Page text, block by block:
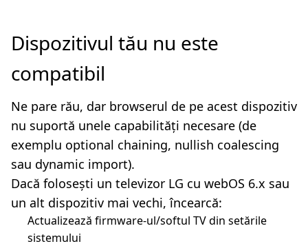
Dispozitivul tău nu este
compatibil
Ne pare rău, dar browserul de pe acest dispozitiv
nu suportă unele capabilități necesare (de
exemplu optional chaining, nullish coalescing
sau dynamic import).
Dacă folosești un televizor LG cu webOS 6.x sau
un alt dispozitiv mai vechi, încearcă:
Actualizează firmware-ul/softul TV din setările
sistemului